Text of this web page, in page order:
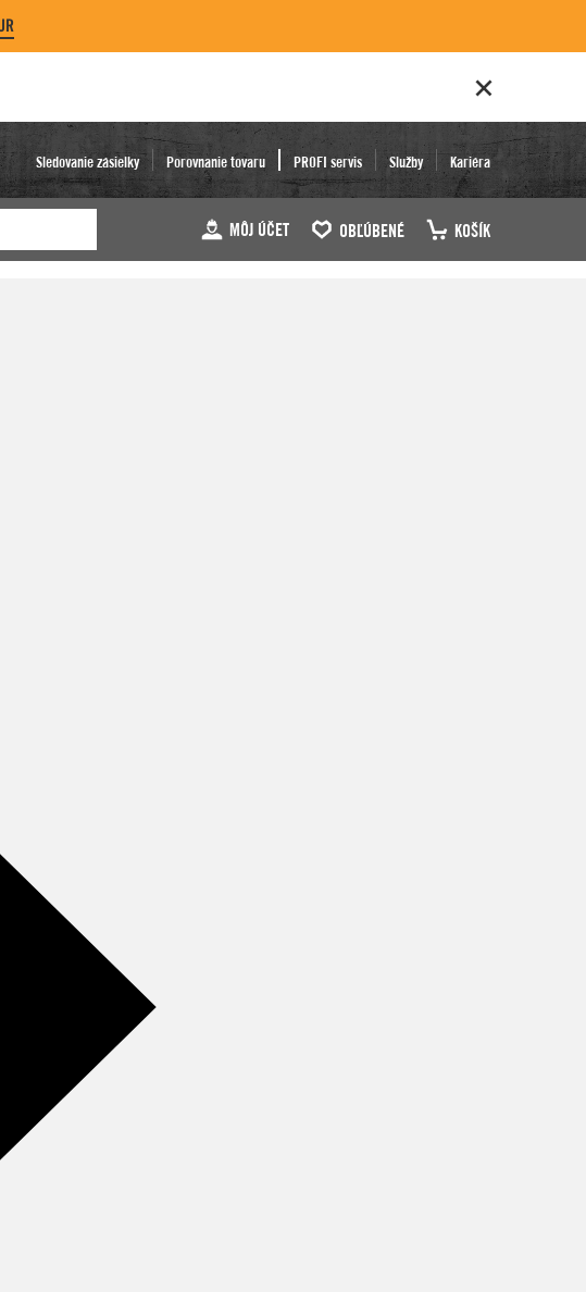
Sledovanie zásielky Porovnanie tovaru PROFI servis Služby Kariéra
MÔJ ÚČET OBĽÚBENÉ KOŠÍK